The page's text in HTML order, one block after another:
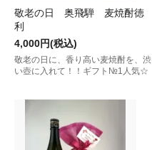
敬老の日 奥飛騨 麦焼酎徳
利
4,000円(税込)
敬老の日に、香り高い麦焼酎を、渋
い壺に入れて！！ギフト№1人気☆